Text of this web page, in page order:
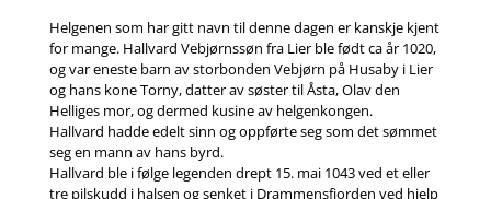
Helgenen som har gitt navn til denne dagen er kanskje kjent
for mange. Hallvard Vebjørnssøn fra Lier ble født ca år 1020,
og var eneste barn av storbonden Vebjørn på Husaby i Lier
og hans kone Torny, datter av søster til Åsta, Olav den
Helliges mor, og dermed kusine av helgenkongen.
Hallvard hadde edelt sinn og oppførte seg som det sømmet
seg en mann av hans byrd.
Hallvard ble i følge legenden drept 15. mai 1043 ved et eller
tre pilskudd i halsen og senket i Drammensfjorden ved hjelp